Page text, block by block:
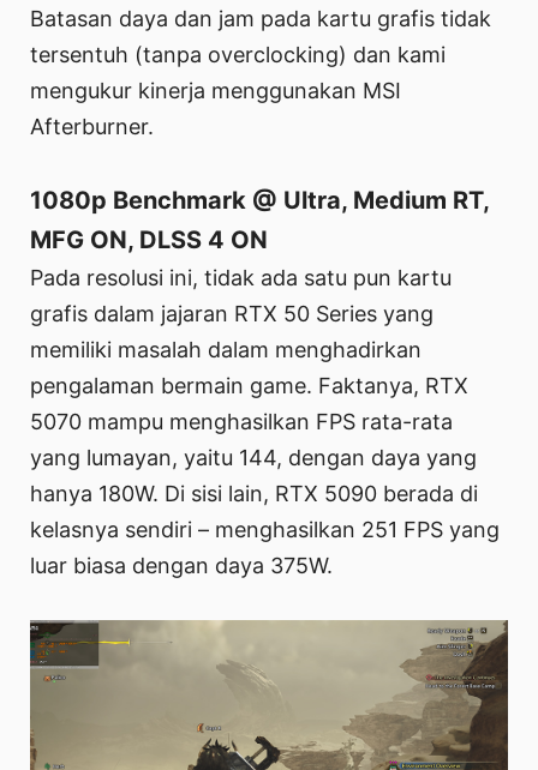
Batasan daya dan jam pada kartu grafis tidak
tersentuh (tanpa overclocking) dan kami
mengukur kinerja menggunakan MSI
Afterburner.
1080p Benchmark @ Ultra, Medium RT,
MFG ON, DLSS 4 ON
Pada resolusi ini, tidak ada satu pun kartu
grafis dalam jajaran RTX 50 Series yang
memiliki masalah dalam menghadirkan
pengalaman bermain game. Faktanya, RTX
5070 mampu menghasilkan FPS rata-rata
yang lumayan, yaitu 144, dengan daya yang
hanya 180W. Di sisi lain, RTX 5090 berada di
kelasnya sendiri – menghasilkan 251 FPS yang
luar biasa dengan daya 375W.